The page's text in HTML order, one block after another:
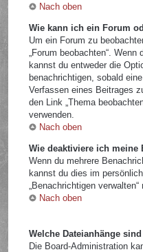
Nach oben
Wie kann ich ein Forum
Um ein Forum zu
„Forum beobachten“.
kannst du entweder die
benachrichtigen, sobald
Verfassen eines Beitrages
den Link „Thema
verwenden.
Nach oben
Wie deaktiviere ich meine
Wenn du mehrere
kannst du dies im
„Benachrichtigen verwalten“
Nach oben
Welche Dateianhänge
Die Board-Administration